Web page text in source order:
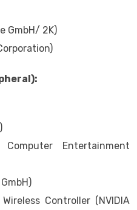
GmbH/ 2K)
Entertainment
Controller (NVIDIA